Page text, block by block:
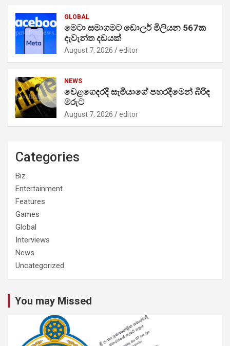
GLOBAL
මෙටා සමාගමට ඩොලර් මිලියන 567ක
දැවැන්ත දඩයක්
August 7, 2026 editor
NEWS
වෙළගෙදරදී සැමියාගේ පහරදීමෙන් බිරිඳ
මරුට
August 7, 2026 editor
Categories
Biz
Entertainment
Features
Games
Global
Interviews
News
Uncategorized
You may Missed